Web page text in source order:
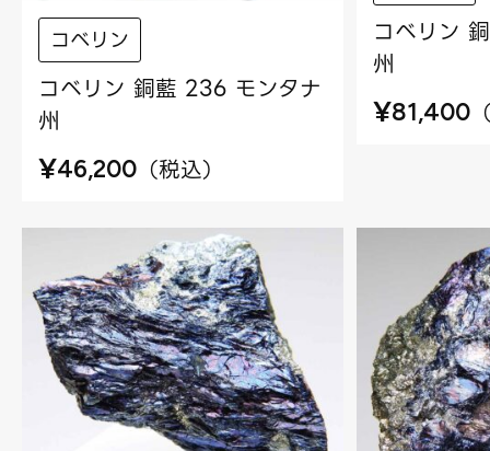
コベリン
コベリン 銅藍 236 モンタナ
州
¥46,200 （税込）
コベリン
州
¥81,400